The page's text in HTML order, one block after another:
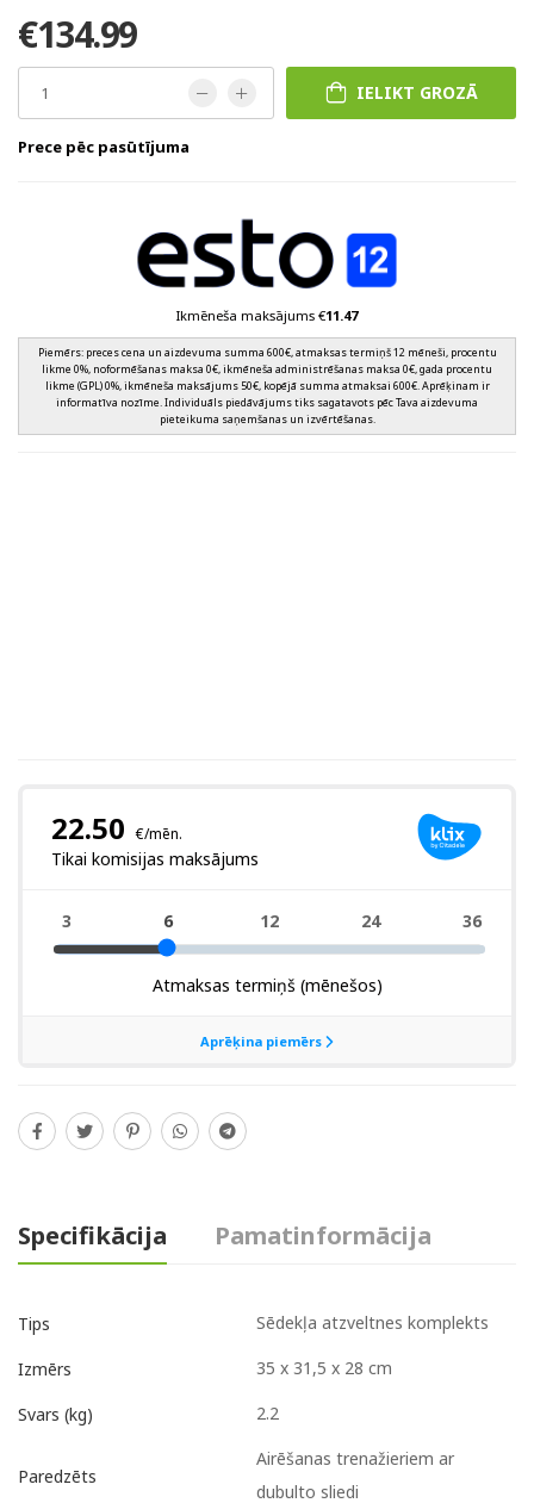
€134.99
IELIKT GROZĀ
Prece pēc pasūtījuma
Ikmēneša maksājums €11.47
Piemērs: preces cena un aizdevuma summa 600€, atmaksas termiņš 12 mēneši, procentu
likme 0%, noformēšanas maksa 0€, ikmēneša administrēšanas maksa 0€, gada procentu
likme (GPL) 0%, ikmēneša maksājums 50€, kopējā summa atmaksai 600€. Aprēķinam ir
informatīva nozīme. Individuāls piedāvājums tiks sagatavots pēc Tava aizdevuma
pieteikuma saņemšanas un izvērtēšanas.
Specifikācija Pamatinformācija
Tips Sēdekļa atzveltnes komplekts
Izmērs 35 x 31,5 x 28 cm
Svars (kg) 2.2
Paredzēts
Airēšanas trenažieriem ar
dubulto sliedi